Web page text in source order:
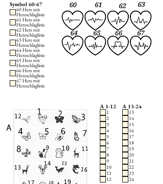
Symbol 60-67
60 Herz mit
Herzschlaglinie
61 Herz mit
Herzschlaglinie
62 Herz mit
Herzschlaglinie
63 Herz mit
Herzschlaglinie
64 Herz mit
Herzschlaglinie
65 Herz mit
Herzschlaglinie
66 Herz mit
Herzschlaglinie
67 Herz mit
Herzschlaglinie
A 1-12
1
2
3
4
5
6
7
8
9
10
11
12
A 13-24
13
14
15
16
17
18
19
20
21
22
23
24